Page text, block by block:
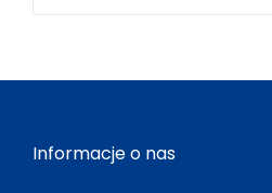
Informacje o nas